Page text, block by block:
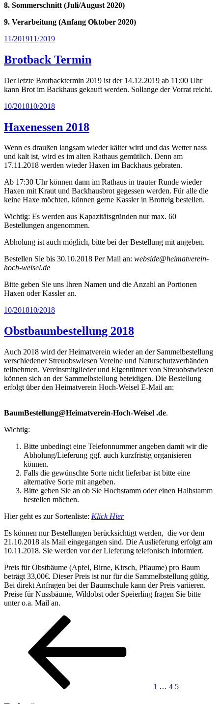
8. Sommerschnitt (Juli/August 2020)
9. Verarbeitung (Anfang Oktober 2020)
Veröffentlicht
11/201911/2019
Brotback Termin
Der letzte Brotbacktermin 2019 ist der 14.12.2019 ab 11:00 Uhr
kann Brot im Backhaus gekauft werden. Sollange der Vorrat reicht.
Veröffentlicht
10/201810/2018
Haxenessen 2018
Wenn es draußen langsam wieder kälter wird und das Wetter nass
und kalt ist, wird es im alten Rathaus gemütlich. Denn am
17.11.2018 werden wieder Haxen im Backhaus gebraten.
Ab 17:30 Uhr können dann im Rathaus in trauter Runde wieder
Haxen mit Kraut und Backhausbrot gegessen werden. Für alle die
keine Haxe möchten, können gerne Kassler in Brotteig bestellen.
Wichtig: Es werden aus Kapazitätsgründen nur max. 60
Bestellungen angenommen.
Abholung ist auch möglich, bitte bei der Bestellung mit angeben.
Bestellen Sie bis 30.10.2018 Per Mail an: webside@heimatverein-
hoch-weisel.de
Bitte geben Sie uns Ihren Namen und die Anzahl an Portionen
Haxen oder Kassler an.
Veröffentlicht
10/201810/2018
Obstbaumbestellung 2018
Auch 2018 wird der Heimatverein wieder an der Sammelbestellung
verschiedener Streuobswiesen Vereine und Naturschutzverbänden
teilnehmen. Vereinsmitglieder und Eigentümer von Streuobstwiesen
können sich an der Sammelbstellung beteidigen. Die Bestellung
erfolgt über den Heimatverein Hoch-Weisel E-Mail an:
BaumBestellung@Heimatverein-Hoch-Weisel .de.
Wichtig:
Bitte unbedingt eine Telefonnummer angeben damit wir die
Abholung/Lieferung ggf. auch kurzfristig organisieren
können.
Falls die gewünschte Sorte nicht lieferbar ist bitte eine
alternative Sorte mit angeben.
Bitte geben Sie an ob Sie Hochstamm oder einen Halbstamm
bestellen möchen.
Hier geht es zur Sortenliste: Klick Hier
Es können nur Bestellungen berücksichtigt werden, die vor dem
21.10.2018 als Mail eingegangen sind. Die Auslieferung erfolgt am
10.11.2018. Sie werden vor der Lieferung telefonisch informiert.
Preis für Obstbäume (Apfel, Birne, Kirsch, Pflaume) pro Baum
beträgt 33,00€. Dieser Preis ist nur für die Sammelbstellung gültig.
Bei direkt Anfragen bei der Baumschule kann der Preis variieren.
Preise für Nussbäume, Wildobst oder Speierling fragen Sie bitte
unter o.a. Mail an.
Seitennummerierung
Beiträge
1 … 4 5